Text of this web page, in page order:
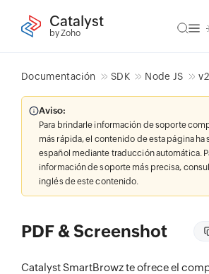
Catalyst
by Zoho
Documentación SDK Node JS v2
Aviso:
Para brindarle información de soporte
más rápida, el contenido de esta página ha
español mediante traducción automática.
información de soporte más precisa,
inglés de este contenido.
PDF & Screenshot
Catalyst SmartBrowz te ofrece el